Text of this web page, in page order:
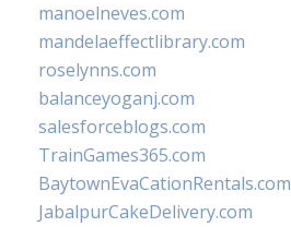
manoelneves.com
mandelaeffectlibrary.com
roselynns.com
balanceyoganj.com
salesforceblogs.com
TrainGames365.com
BaytownEvaCationRentals.com
JabalpurCakeDelivery.com